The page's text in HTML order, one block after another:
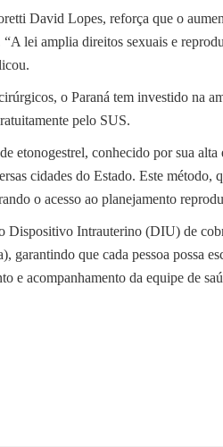
David Lopes, reforça que o
lei amplia direitos sexuais e
o Paraná tem investido na
pelo SUS.
etonogestrel, conhecido por sua alta
cidades do Estado. Este método,
o acesso ao planejamento
Dispositivo Intrauterino (DIU) de
garantindo que cada pessoa possa
e acompanhamento da equipe de